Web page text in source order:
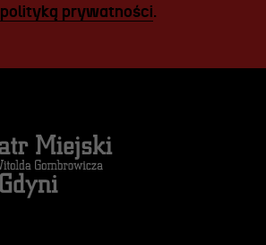
polityką prywatności.